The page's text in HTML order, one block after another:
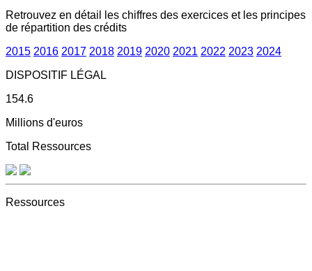
Retrouvez en détail les chiffres des exercices et les principes
de répartition des crédits
2015 2016 2017 2018 2019 2020 2021 2022 2023 2024
DISPOSITIF LÉGAL
154.6
Millions d'euros
Total Ressources
Ressources